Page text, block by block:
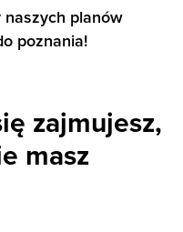
naszych planów
poznania!
zajmujesz,
masz